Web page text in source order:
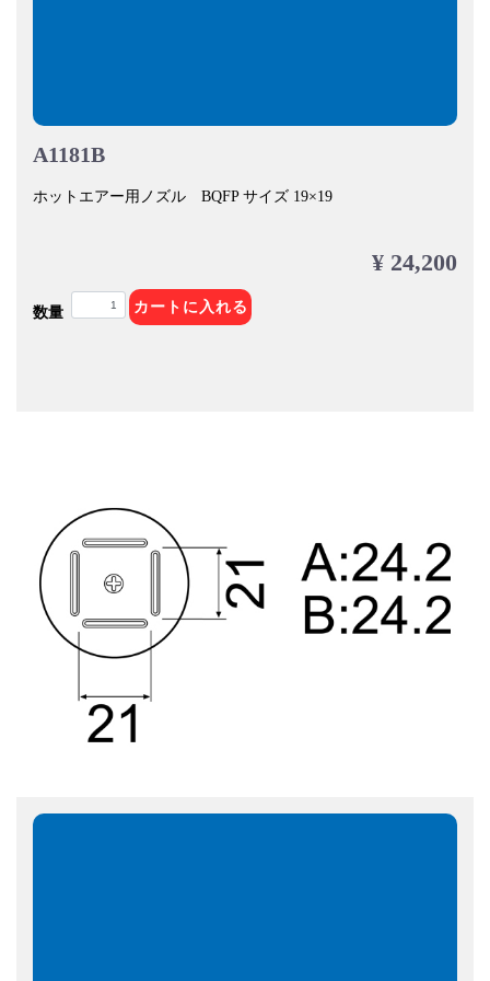
A1181B
ホットエアー用ノズル BQFP サイズ 19×19
¥ 24,200
数量 カートに入れる